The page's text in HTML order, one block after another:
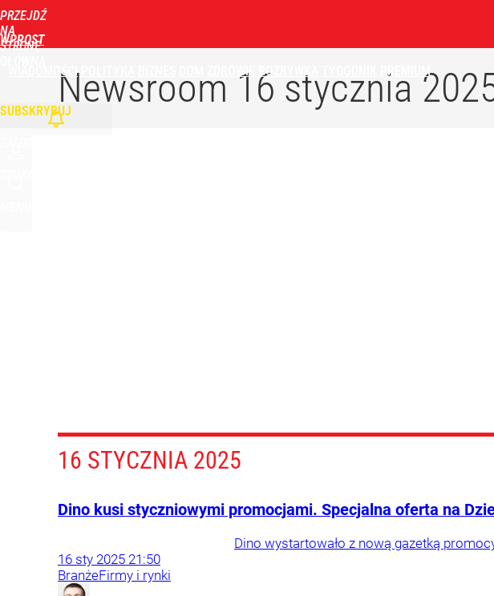
PRZEJDŹ
NA
STRONĘ
WPROST
WIADOMOŚCI ZDROWIE ROZRYWKA PREMIUM
SUBSKRYBUJNewsroom 16 stycznia
16 STYCZNIA 2025
Dino kusi styczniowymi promocjami. Specjalna oferta na
Dino wystartowało z nową gazetką
16 sty 2025 21:50
BranżeFirmy i rynki